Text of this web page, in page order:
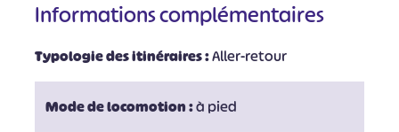
Informations complémentaires
Typologie des itinéraires :Aller-retour
Mode de locomotion :à pied